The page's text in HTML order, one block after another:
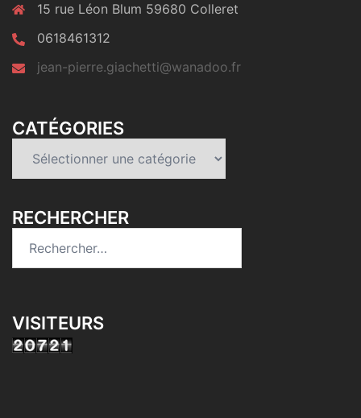
15 rue Léon Blum 59680 Colleret
0618461312
jean-pierre.giachetti@wanadoo.fr
CATÉGORIES
RECHERCHER
VISITEURS